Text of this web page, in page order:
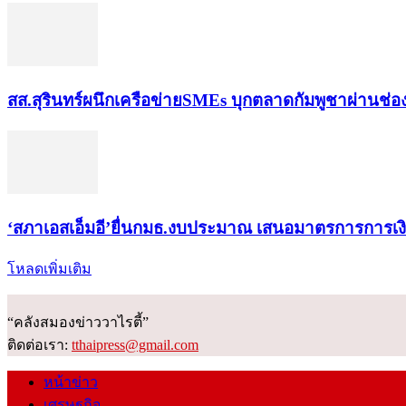
สส.สุรินทร์ผนึกเครือข่ายSMEs บุกตลาดกัมพูชาผ่านช่อ
‘สภาเอสเอ็มอี’ยื่นกมธ.งบประมาณ เสนอมาตรการการเ
โหลดเพิ่มเติม
“คลังสมองข่าววาไรตี้”
ติดต่อเรา: tthaipress@gmail.com
หน้าข่าว